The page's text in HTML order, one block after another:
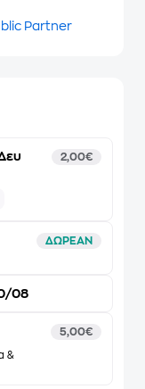
Partner
2,00€
ΔΩΡΕΑΝ
08
&
5,00€